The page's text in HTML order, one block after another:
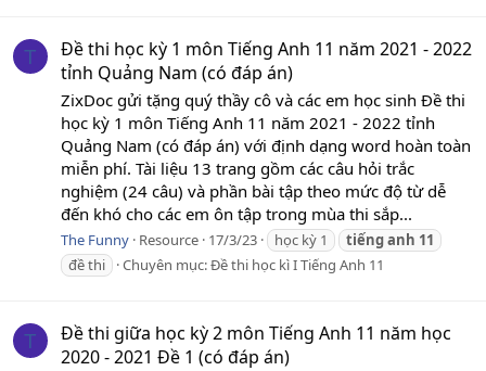
T
Đề thi học kỳ 1 môn Tiếng Anh 11 năm 2021 - 2022
tỉnh Quảng Nam (có đáp án)
ZixDoc gửi tặng quý thầy cô và các em học sinh Đề thi
học kỳ 1 môn Tiếng Anh 11 năm 2021 - 2022 tỉnh
Quảng Nam (có đáp án) với định dạng word hoàn toàn
miễn phí. Tài liệu 13 trang gồm các câu hỏi trắc
nghiệm (24 câu) và phần bài tập theo mức độ từ dễ
đến khó cho các em ôn tập trong mùa thi sắp...
The Funny Resource 17/3/23 học kỳ 1 tiếnganh 11
đề thi
Chuyên mục:Đề thi học kì I Tiếng Anh 11
T
Đề thi giữa học kỳ 2 môn Tiếng Anh 11 năm học
2020 - 2021 Đề 1 (có đáp án)